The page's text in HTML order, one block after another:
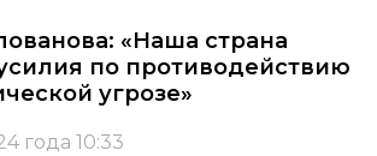
«Наша страна
по противодействию
угрозе»
года 10:33